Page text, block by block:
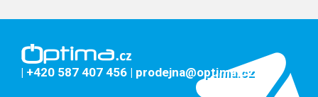
| +420 587 407 456 | prodejna@optima.cz